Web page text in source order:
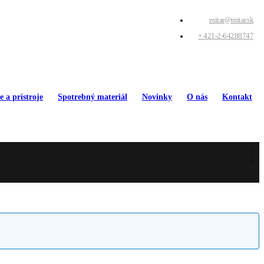
mitar@mitar.sk
+ 421-2-64288747
a prístroje Spotrebný materiál Novinky O nás Kontakt